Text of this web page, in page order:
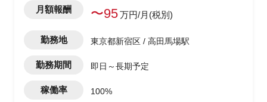
月額報酬 〜95万円/月(税別)
勤務地 東京都新宿区 / 高田馬場駅
勤務期間 即日～長期予定
稼働率 100%